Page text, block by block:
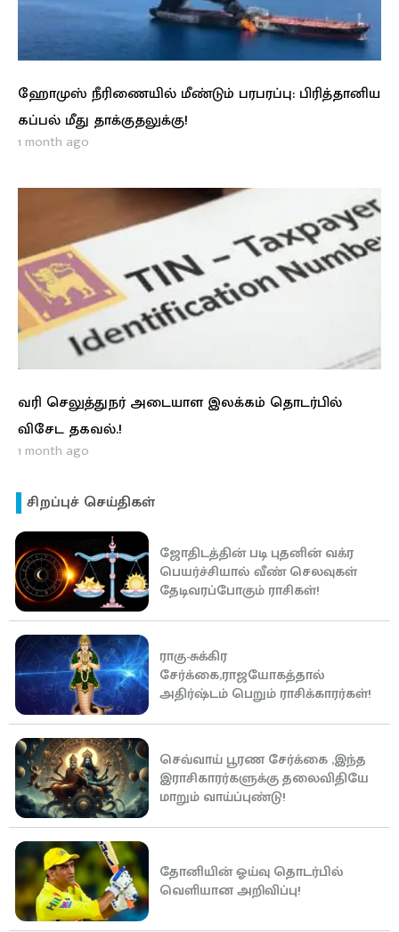
ஹோமுஸ் நீரிணையில் மீண்டும் பரபரப்பு: பிரித்தானிய
கப்பல் மீது தாக்குதலுக்கு!
1 month ago
வரி செலுத்துநர் அடையாள இலக்கம் தொடர்பில்
விசேட தகவல்.!
1 month ago
சிறப்புச் செய்திகள்
ஜோதிடத்தின் படி புதனின் வக்ர
பெயர்ச்சியால் வீண் செலவுகள்
தேடிவரப்போகும் ராசிகள்!
ராகு-சுக்கிர
சேர்க்கை,ராஜயோகத்தால்
அதிர்ஷ்டம் பெறும் ராசிக்காரர்கள்!
செவ்வாய் பூரண சேர்க்கை ,இந்த
இராசிகாரர்களுக்கு தலைவிதியே
மாறும் வாய்ப்புண்டு!
தோனியின் ஓய்வு தொடர்பில்
வெளியான அறிவிப்பு!